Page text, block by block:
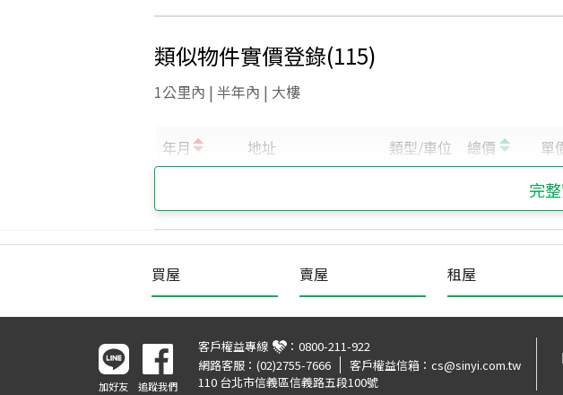
類似物件實價登錄(115)
1公里內 | 半年內 | 大樓
完
買屋 賣屋 租屋
加好友 追蹤我們
客戶權益專線 ： 0800-211-922
網路客服： (02)2755-7666 客戶權益信箱： cs@sinyi.com.tw
110 台北市信義區信義路五段100號